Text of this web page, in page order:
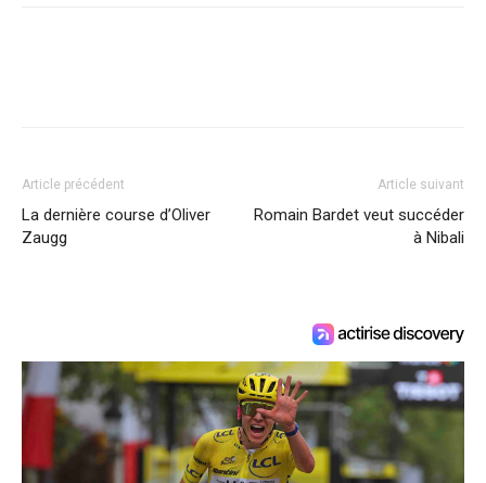
Article précédent
La dernière course d’Oliver
Zaugg
Article suivant
Romain Bardet veut succéder
à Nibali